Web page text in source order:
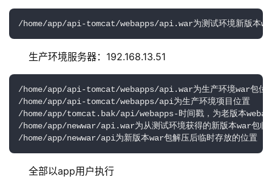
/home/app/api-tomcat/webapps/api.war为测试环境新版本
生产环境服务器：192.168.13.51
/home/app/api-tomcat/webapps/api.war为生产环境war包位
/home/app/api-tomcat/webapps/api为生产环境项目位置
/home/app/tomcat.bak/api/webapps-时间戳，为老版本
/home/app/newwar/api.war为从测试环境获得的新版本war包临
/home/app/newwar/api为新版本war包解压后临时存放的位置
全部以app用户执行